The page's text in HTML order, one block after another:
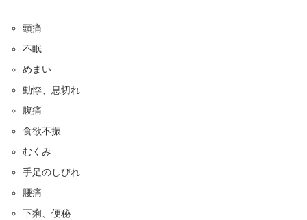
頭痛
不眠
めまい
動悸、息切れ
腹痛
食欲不振
むくみ
手足のしびれ
腰痛
下痢、便秘